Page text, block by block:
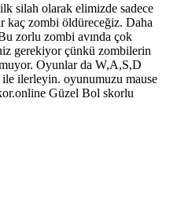
silah olarak elimizde sadece
zombi öldüreceğiz. Daha
zorlu zombi avında çok
gerekiyor çünkü zombilerin
Oyunlar da W,A,S,D
ile ilerleyin. oyunumuzu mause
Güzel Bol skorlu